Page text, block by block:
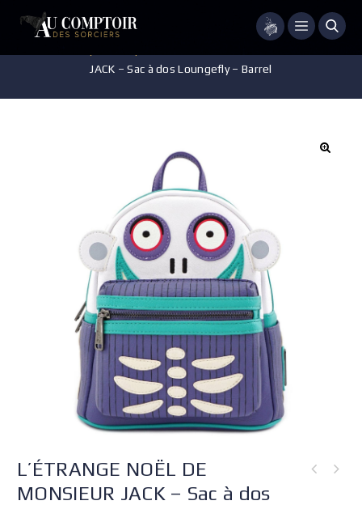
Menu
JACK – Sac à dos Loungefly – Barrel
L’ÉTRANGE NOËL DE
MONSIEUR JACK – Sac à dos